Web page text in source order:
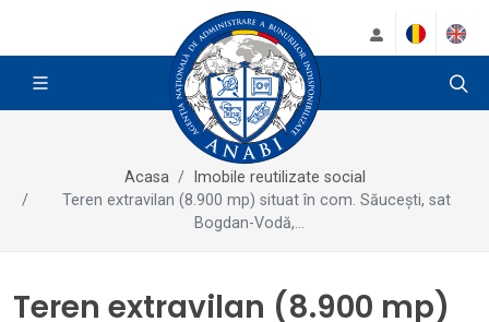
Acasa
Imobile reutilizate social
Teren extravilan (8.900 mp) situat în com. Săucești, sat
Bogdan-Vodă,...
Teren extravilan (8.900 mp)